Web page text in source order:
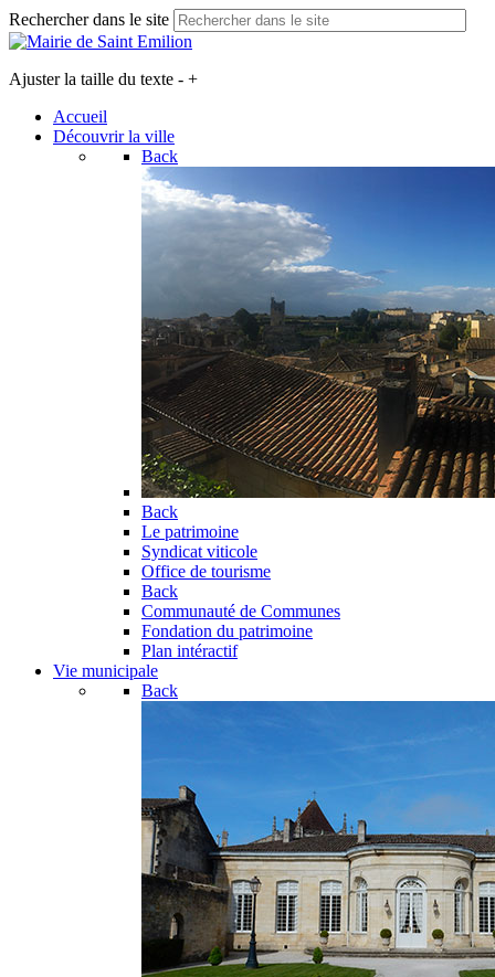
Rechercher dans le site
Ajuster la taille du texte - +
Accueil
Découvrir la ville
Back
Back
Le patrimoine
Syndicat viticole
Office de tourisme
Back
Communauté de Communes
Fondation du patrimoine
Plan intéractif
Vie municipale
Back